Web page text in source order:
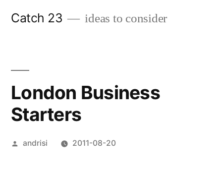
Catch 23 ideas to consider
London Business
Starters
Posted
andrisi 2011-08-20